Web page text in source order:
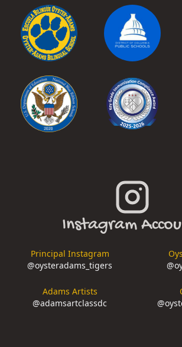
Instagram
Principal Instagram
@oysteradams_tigers
@
Adams Artists
@adamsartclassdc
@